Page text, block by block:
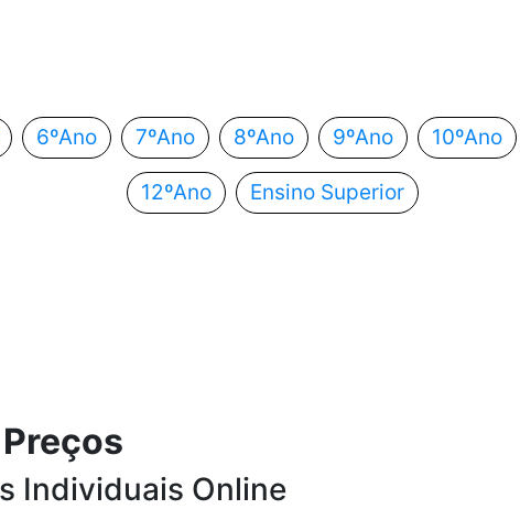
6ºAno 7ºAno 8ºAno 9ºAno 10ºAno
12ºAno Ensino Superior
Preços
Individuais Online